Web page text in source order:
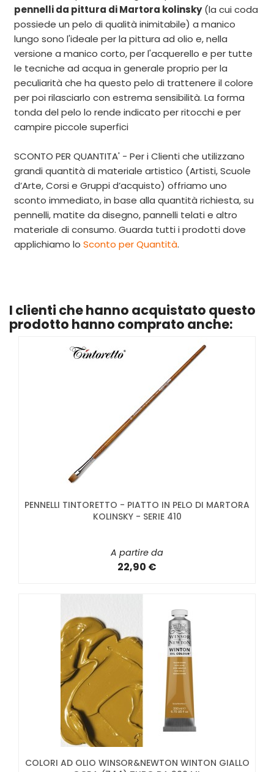
pennelli da pittura di Martora kolinsky(la cui coda
possiede un pelo di qualità inimitabile) a manico
lungo sono l'ideale per la pittura ad olio e, nella
versione a manico corto, per l'acquerello e per tutte
le tecniche ad acqua in generale proprio per la
peculiarità che ha questo pelo di trattenere il colore
per poi rilasciarlo con estrema sensibilità. La forma
tonda del pelo lo rende indicato per ritocchi e per
campire piccole superfici
SCONTO PER QUANTITA' - Per i Clienti che utilizzano
grandi quantità di materiale artistico (Artisti, Scuole
d’Arte, Corsi e Gruppi d’acquisto) offriamo uno
sconto immediato, in base alla quantità richiesta, su
pennelli, matite da disegno, pannelli telati e altro
materiale di consumo. Guarda tutti i prodotti dove
applichiamo lo Sconto per Quantità.
I clienti che hanno acquistato questo
prodotto hanno comprato anche:
PENNELLI TINTORETTO - PIATTO IN PELO DI MARTORA
KOLINSKY - SERIE 410
A partire da
22,90 €
COLORI AD OLIO WINSOR&NEWTON WINTON GIALLO